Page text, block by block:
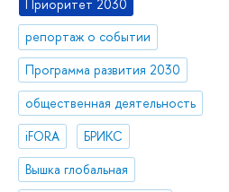
Приоритет 2030
репортаж о событии
Программа развития 2030
общественная деятельность
iFORA
БРИКС
Вышка глобальная